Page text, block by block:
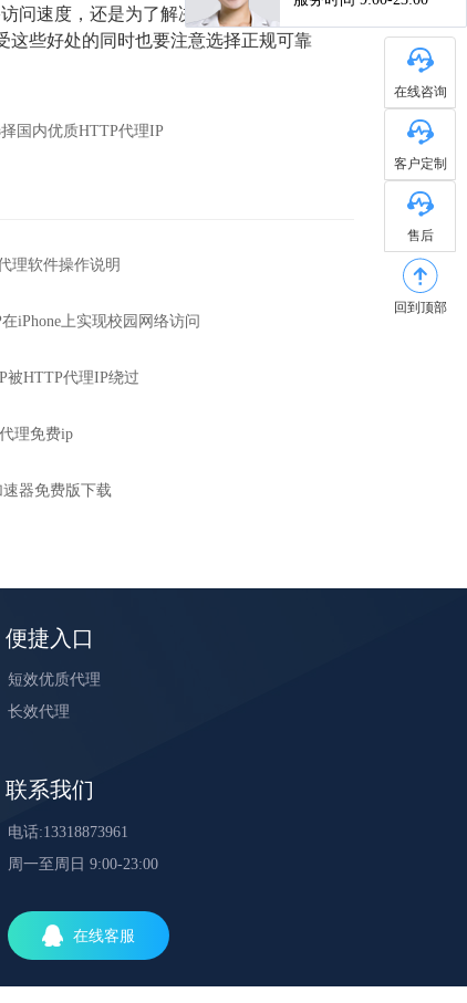
问速度，还是为了解决地理约束问题，
这些好处的同时也要注意选择正规可靠
国内优质HTTP代理IP
理软件操作说明
iPhone上实现校园网络访问
被HTTP代理IP绕过
理免费ip
器免费版下载
在线咨询
客户定制
售后
回到顶部
便捷入口
短效优质代理
长效代理
联系我们
电话:13318873961
周一至周日 9:00-23:00
在线客服